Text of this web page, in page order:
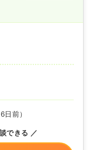
前）
できる